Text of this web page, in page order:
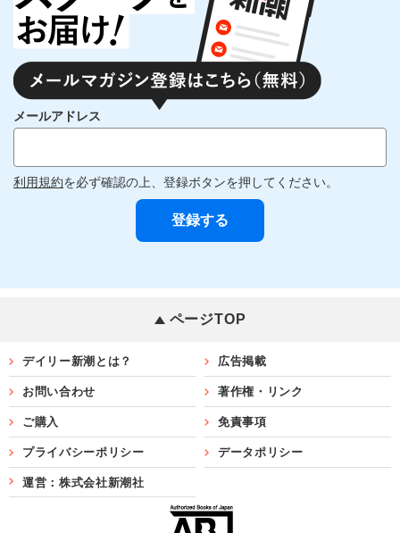
メールアドレス
利用規約を必ず確認の上、登録ボタンを押してください。
ページTOP
デイリー新潮とは？ 広告掲載
お問い合わせ 著作権・リンク
ご購入 免責事項
プライバシーポリシー データポリシー
運営：株式会社新潮社